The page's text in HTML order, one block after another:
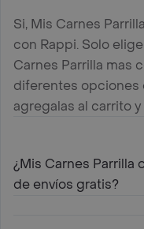
Si, Mis Carnes
con Rappi. Solo
Carnes Parrilla mas
diferentes opciones
agregalas al carrito
¿Mis Carnes Parrilla
de envíos gratis?